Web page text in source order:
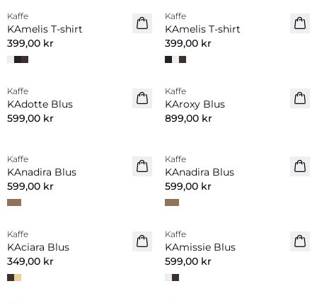
Nyhet
Kaffe
KAmelis T-shirt
399,00 kr
Nyhet
Kaffe
KAmelis T-shirt
399,00 kr
Nyhet
Kaffe
KAdotte Blus
599,00 kr
Nyhet
Kaffe
KAroxy Blus
899,00 kr
Nyhet
Kaffe
KAnadira Blus
599,00 kr
Nyhet
Kaffe
KAnadira Blus
599,00 kr
Nyhet
Kaffe
KAciara Blus
349,00 kr
Nyhet
Kaffe
KAmissie Blus
599,00 kr